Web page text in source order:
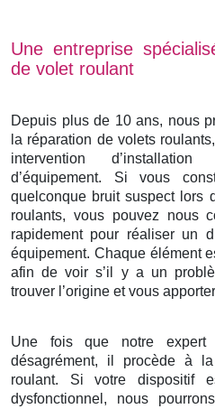
Une entreprise
de volet roulant
Depuis plus de 10 ans, nous
la réparation de volets
intervention
d’équipement. Si vous
quelconque bruit suspect lors
roulants, vous pouvez nous
rapidement pour réaliser un
équipement. Chaque élément
afin de voir s’il y a un
trouver l’origine et vous
Une fois que notre
désagrément, il procède à
roulant. Si votre dispositif
dysfonctionnel, nous